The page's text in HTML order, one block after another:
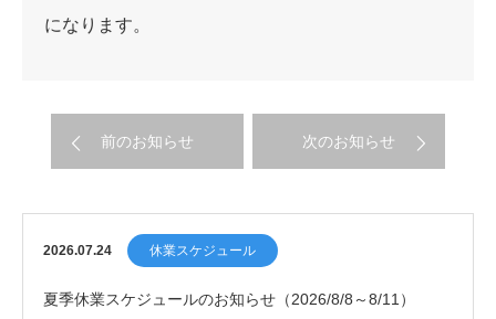
になります。
前のお知らせ 次のお知らせ
2026.07.24 休業スケジュール
夏季休業スケジュールのお知らせ（2026/8/8～8/11）